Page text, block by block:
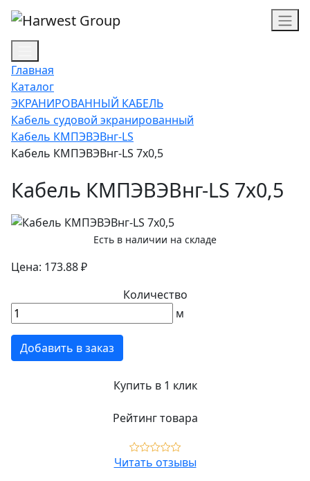
Главная
Каталог
ЭКРАНИРОВАННЫЙ КАБЕЛЬ
Кабель судовой экранированный
Кабель КМПЭВЭВнг-LS
Кабель КМПЭВЭВнг-LS 7х0,5
Кабель КМПЭВЭВнг-LS 7х0,5
Есть в наличии на складе
Цена: 173.88 ₽
Количество
м
Добавить в заказ
Купить в 1 клик
Рейтинг товара
Читать отзывы